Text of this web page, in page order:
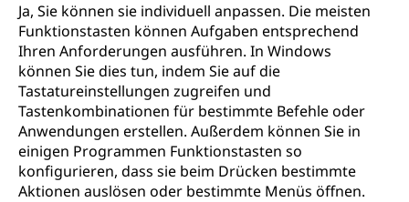
Ja, Sie können sie individuell anpassen. Die meisten
Funktionstasten können Aufgaben entsprechend
Ihren Anforderungen ausführen. In Windows
können Sie dies tun, indem Sie auf die
Tastatureinstellungen zugreifen und
Tastenkombinationen für bestimmte Befehle oder
Anwendungen erstellen. Außerdem können Sie in
einigen Programmen Funktionstasten so
konfigurieren, dass sie beim Drücken bestimmte
Aktionen auslösen oder bestimmte Menüs öffnen.